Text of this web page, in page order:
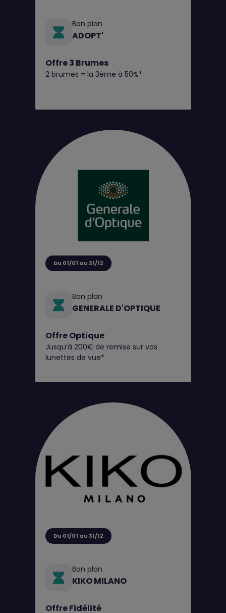
Bon plan
ADOPT'
Offre 3 Brumes
2 brumes = la 3ème à 50%*
Du 01/01 au 31/12
Bon plan
GENERALE D'OPTIQUE
Offre Optique
Jusqu’à 200€ de remise sur vos
lunettes de vue*
Du 01/01 au 31/12
Bon plan
KIKO MILANO
Offre Fidélité